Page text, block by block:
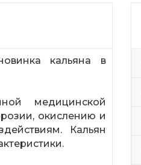
кальяна в
медицинской
окислению и
Кальян